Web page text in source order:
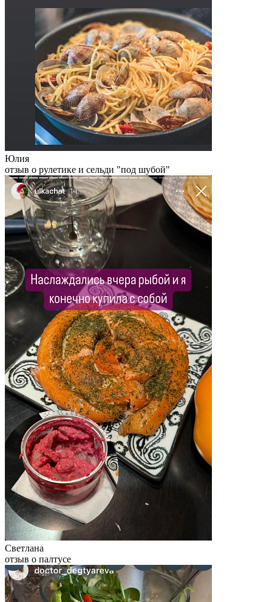
Юлия
отзыв о рулетике и сельди "под шубой"
Светлана
отзыв о палтусе